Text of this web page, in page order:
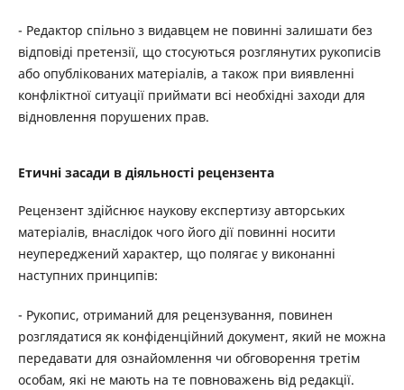
- Редактор спільно з видавцем не повинні залишати без
відповіді претензії, що стосуються розглянутих рукописів
або опублікованих матеріалів, а також при виявленні
конфліктної ситуації приймати всі необхідні заходи для
відновлення порушених прав.
Етичні засади в діяльності рецензента
Рецензент здійснює наукову експертизу авторських
матеріалів, внаслідок чого його дії повинні носити
неупереджений характер, що полягає у виконанні
наступних принципів:
- Рукопис, отриманий для рецензування, повинен
розглядатися як конфіденційний документ, який не можна
передавати для ознайомлення чи обговорення третім
особам, які не мають на те повноважень від редакції.